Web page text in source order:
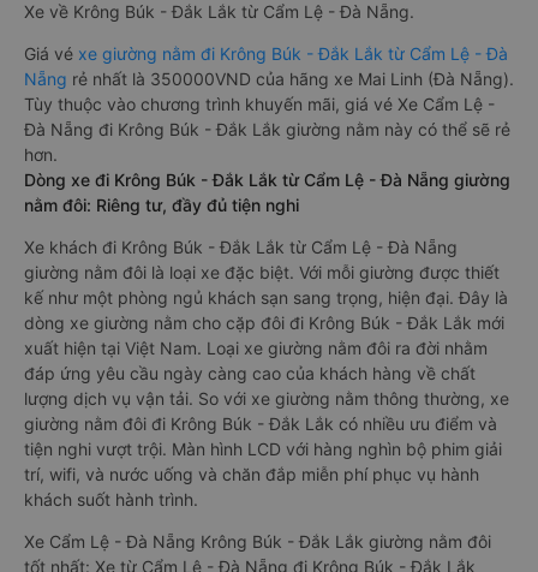
Xe về Krông Búk - Đắk Lắk từ Cẩm Lệ - Đà Nẵng.
Giá vé xe giường nằm đi Krông Búk - Đắk Lắk từ Cẩm Lệ - Đà
Nẵng rẻ nhất là 350000VND của hãng xe Mai Linh (Đà Nẵng).
Tùy thuộc vào chương trình khuyến mãi, giá vé Xe Cẩm Lệ -
Đà Nẵng đi Krông Búk - Đắk Lắk giường nằm này có thể sẽ rẻ
hơn.
Dòng xe đi Krông Búk - Đắk Lắk từ Cẩm Lệ - Đà Nẵng giường
nằm đôi: Riêng tư, đầy đủ tiện nghi
Xe khách đi Krông Búk - Đắk Lắk từ Cẩm Lệ - Đà Nẵng
giường nằm đôi là loại xe đặc biệt. Với mỗi giường được thiết
kế như một phòng ngủ khách sạn sang trọng, hiện đại. Đây là
dòng xe giường nằm cho cặp đôi đi Krông Búk - Đắk Lắk mới
xuất hiện tại Việt Nam. Loại xe giường nằm đôi ra đời nhằm
đáp ứng yêu cầu ngày càng cao của khách hàng về chất
lượng dịch vụ vận tải. So với xe giường nằm thông thường, xe
giường nằm đôi đi Krông Búk - Đắk Lắk có nhiều ưu điểm và
tiện nghi vượt trội. Màn hình LCD với hàng nghìn bộ phim giải
trí, wifi, và nước uống và chăn đắp miễn phí phục vụ hành
khách suốt hành trình.
Xe Cẩm Lệ - Đà Nẵng Krông Búk - Đắk Lắk giường nằm đôi
tốt nhất: Xe từ Cẩm Lệ - Đà Nẵng đi Krông Búk - Đắk Lắk